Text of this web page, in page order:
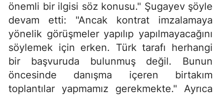
önemli bir ilgisi söz konusu." Şugayev şöyle
devam etti: "Ancak kontrat imzalamaya
yönelik görüşmeler yapılıp yapılmayacağını
söylemek için erken. Türk tarafı herhangi
bir başvuruda bulunmuş değil. Bunun
öncesinde danışma içeren birtakım
toplantılar yapmamız gerekmekte." Ayrıca